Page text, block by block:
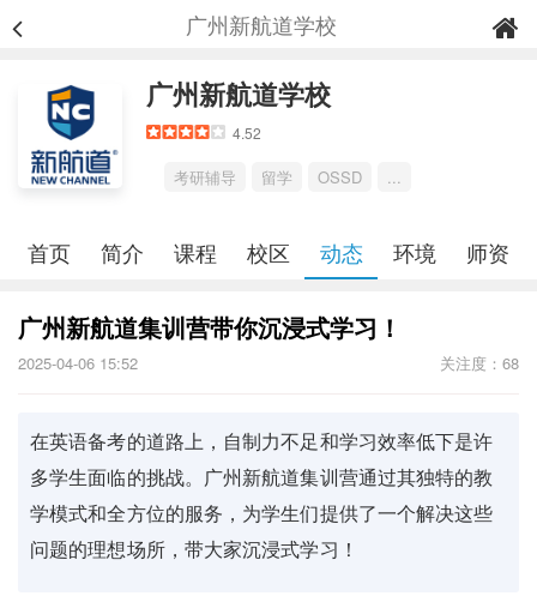
广州新航道学校
广州新航道学校
4.52
考研辅导 留学 OSSD ...
首页 简介 课程 校区 动态 环境 师资
广州新航道集训营带你沉浸式学习！
2025-04-06 15:52 关注度：68
在英语备考的道路上，自制力不足和学习效率低下是许
多学生面临的挑战。广州新航道集训营通过其独特的教
学模式和全方位的服务，为学生们提供了一个解决这些
问题的理想场所，带大家沉浸式学习！